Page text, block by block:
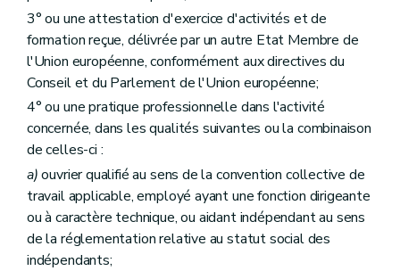
3° ou une attestation d'exercice d'activités et de
formation reçue, délivrée par un autre Etat Membre de
l'Union européenne, conformément aux directives du
Conseil et du Parlement de l'Union européenne;
4° ou une pratique professionnelle dans l'activité
concernée, dans les qualités suivantes ou la combinaison
de celles-ci :
a)ouvrier qualifié au sens de la convention collective de
travail applicable, employé ayant une fonction dirigeante
ou à caractère technique, ou aidant indépendant au sens
de la réglementation relative au statut social des
indépendants;